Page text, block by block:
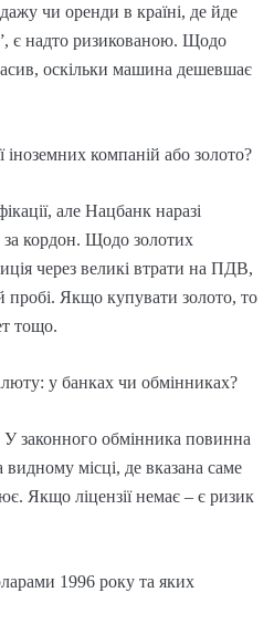
чи оренди в країні, де йде
є надто ризикованою. Щодо
оскільки машина дешевшає
іноземних компаній або золото?
але Нацбанк наразі
кордон. Щодо золотих
через великі втрати на ПДВ,
пробі. Якщо купувати золото, то
тощо.
у банках чи обмінниках?
У законного обмінника повинна
видному місці, де вказана саме
Якщо ліцензії немає – є ризик
1996 року та яких